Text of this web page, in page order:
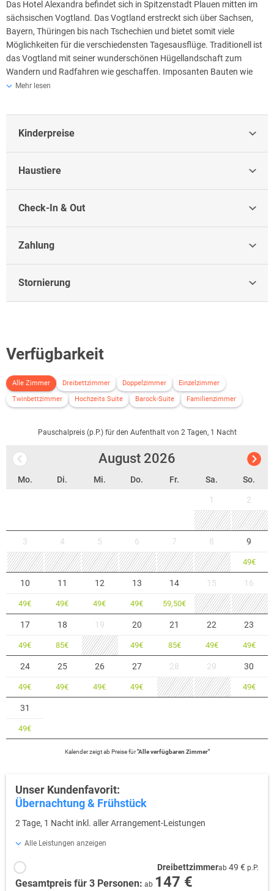
Das Hotel Alexandra befindet sich in Spitzenstadt Plauen mitten im
sächsischen Vogtland. Das Vogtland erstreckt sich über Sachsen,
Bayern, Thüringen bis nach Tschechien und bietet somit viele
Möglichkeiten für die verschiedensten Tagesausflüge. Traditionell ist
das Vogtland mit seiner wunderschönen Hügellandschaft zum
Wandern und Radfahren wie geschaffen. Imposanten Bauten wie
z.B. die Göltzschtalbrücke – die größte Ziegelsteinbrücke der Welt, die
Der Musikinstrumentenbau ist seit mehr als 350 Jahre hier zu Hause
und weltbekannt wurde die Plauener Spitze, die auch heute noch in
Mehr lesen
Kinderpreise
Haustiere
Check-In & Out
Zahlung
Stornierung
Verfügbarkeit
Alle Zimmer Dreibettzimmer Doppelzimmer
Einzelzimmer
Twinbettzimmer
Hochzeits Suite Barock-Suite Familienzimmer
Pauschalpreis (p.P.) für den Aufenthalt von 2 Tagen, 1 Nacht
August 2026
Mo. Di. Mi. Do. Fr. Sa. So.
1 2
3 4 5 6 7 8 9
49€
10
49€
11
49€
12
49€
13
49€
14
59,50€
15 16
17
49€
18
85€
19 20
49€
21
85€
22
49€
23
49€
24
49€
25
49€
26
49€
27
49€
28 29 30
49€
31
49€
Kalender zeigtab Preise für"Alle verfügbaren Zimmer"
Unser Kundenfavorit:
Übernachtung & Frühstück
2 Tage, 1 Nacht inkl. aller Arrangement-Leistungen
Alle Leistungen anzeigen
Dreibettzimmerab 49 € p.P.
Gesamtpreis für 3 Personen: ab 147 €